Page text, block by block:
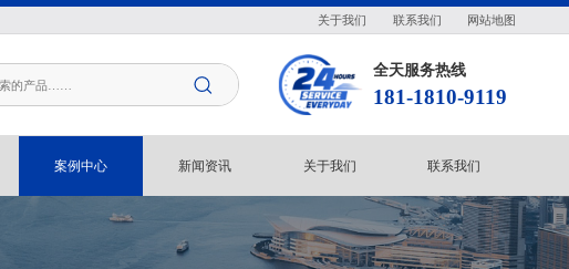
关于我们 联系我们 网站地图
全天服务热线
181-1810-9119
案例中心 新闻资讯 关于我们 联系我们